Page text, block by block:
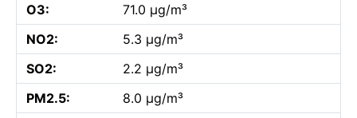
O3:
71.0 µg/m³
NO2:
5.3 µg/m³
SO2:
2.2 µg/m³
PM2.5:
8.0 µg/m³